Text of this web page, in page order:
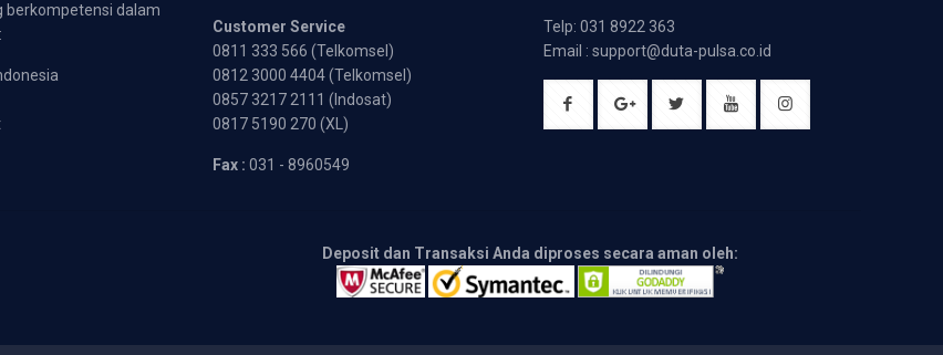
berkompetensi dalam
Customer Service
0811 333 566 (Telkomsel)
0812 3000 4404 (Telkomsel)
0857 3217 2111 (Indosat)
0817 5190 270 (XL)
Fax : 031 - 8960549
Telp: 031 8922 363
Email : support@duta-pulsa.co.id
Deposit dan Transaksi Anda diproses secara aman oleh: